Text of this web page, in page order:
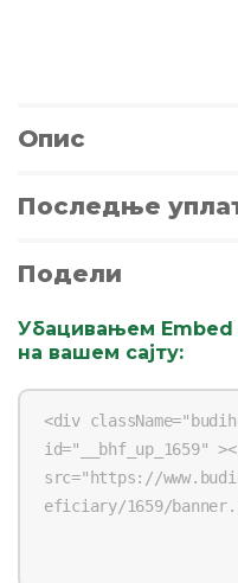
Опис
Последње
Подели
Убацивањем Embed
на вашем сајту: